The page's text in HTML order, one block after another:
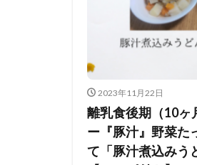
2023年11月22日
離乳食後期（10
ー『豚汁』野菜た
て「豚汁煮込みう